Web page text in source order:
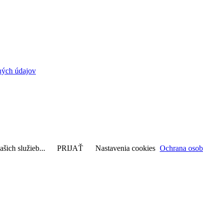
údajov
služieb...
PRIJAŤ Nastavenia cookies Ochrana